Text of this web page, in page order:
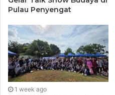
tersebut juga menegaskan
tinggi di Indonesia harus
dasar kompetisi semata,
melengkapi.
Pulau Penyengat
1 week ago